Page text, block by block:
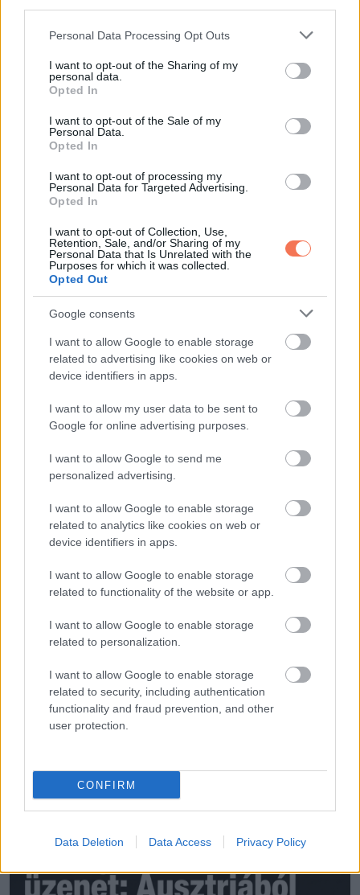
Please note that this website/app uses one or more Google
not limited to your visit or usage behaviour. You may click to
grant or deny consent to Google and its third-party tags to
use your data for below specified purposes in below Google
consent section.
Personal Data Processing Opt Outs
I want to opt-out of the Sharing of my
personal data.
Opted In
I want to opt-out of the Sale of my
Personal Data.
Opted In
I want to opt-out of processing my
Personal Data for Targeted Advertising.
Opted In
I want to opt-out of Collection, Use,
Retention, Sale, and/or Sharing of my
Personal Data that Is Unrelated with the
Purposes for which it was collected.
Opted Out
Google consents
I want to allow Google to enable storage
related to advertising like cookies on web or
device identifiers in apps.
I want to allow my user data to be sent to
Google for online advertising purposes.
I want to allow Google to send me
personalized advertising.
I want to allow Google to enable storage
related to analytics like cookies on web or
device identifiers in apps.
I want to allow Google to enable storage
related to functionality of the website or app.
I want to allow Google to enable storage
related to personalization.
I want to allow Google to enable storage
related to security, including authentication
functionality and fraud prevention, and other
user protection.
CONFIRM
Data Deletion Data Access Privacy Policy
elkenés, nincs kegyelmi homály. A következő nagy kérdés
már az, hogy a Sándor-palota mennyire működik együtt az
Oszd meg ezt a posztot:
WhatsappRedditShare
Email
Ilyen „szaga van” egy holttestnek a
temetkezési vállalkozó szerint
KÖVETKEZŐ POSZT
5 sztrók-tünet, amit minden nőnek ismernie
kell, miután a Dr. Pimple Popper sztárja
forgatás közben sztrókot kapott